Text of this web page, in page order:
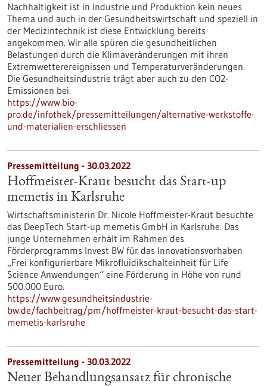
Nachhaltigkeit ist in Industrie und Produktion kein neues
Thema und auch in der Gesundheitswirtschaft und speziell in
der Medizintechnik ist diese Entwicklung bereits
angekommen. Wir alle spüren die gesundheitlichen
Belastungen durch die Klimaveränderungen mit ihren
Extremwetterereignissen und Temperaturveränderungen.
Die Gesundheitsindustrie trägt aber auch zu den CO2-
Emissionen bei.
https://www.bio-
pro.de/infothek/pressemitteilungen/alternative-werkstoffe-
und-materialien-erschliessen
Pressemitteilung - 30.03.2022
Hoffmeister-Kraut besucht das Start-up
memetis in Karlsruhe
Wirtschaftsministerin Dr. Nicole Hoffmeister-Kraut besuchte
das DeepTech Start-up memetis GmbH in Karlsruhe. Das
junge Unternehmen erhält im Rahmen des
Förderprogramms Invest BW für das Innovationsvorhaben
„Frei konfigurierbare Mikrofluidikschalteinheit für Life
Science Anwendungen“ eine Förderung in Höhe von rund
500.000 Euro.
https://www.gesundheitsindustrie-
bw.de/fachbeitrag/pm/hoffmeister-kraut-besucht-das-start-
memetis-karlsruhe
Pressemitteilung - 30.03.2022
Neuer Behandlungsansatz für chronische